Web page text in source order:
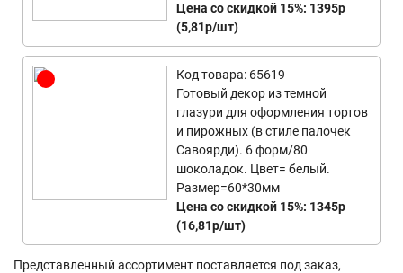
Цена со скидкой 15%: 1395р
(5,81р/шт)
Код товара: 65619
Готовый декор из темной
глазури для оформления тортов
и пирожных (в стиле палочек
Савоярди). 6 форм/80
шоколадок. Цвет= белый.
Размер=60*30мм
Цена со скидкой 15%: 1345р
(16,81р/шт)
Представленный ассортимент поставляется под заказ,